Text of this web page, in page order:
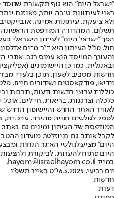
"ישראל היום" הוא גוף תקשורת
ראוי לעיתונות טובה יותר, מאוזנת
ולא צועקת. עיתונות אמינה,
הפך "ישראל היום" לעיתון הישראלי
חול. מו"ל העיתון היא ד"ר מרים
והעורך המייסד הוא עמוס רגב. אתרי
חדשות מסביב לשעון, תוכן בלעדי,
וידיאו, פודקאסטים ושידורים חיים.
כוללות ערוצי חדשות ודעות, תרבות
לאוויר האתר החדש והיישומון החדש
לספק לגולשים חוויה מהירה, עדכנית,
המודפסת של העיתון זמינים גם
לקבל אותם גם בניוזלטר. מועדון
היום" מציע לגולשי האתר הנחות
היום פתוח להערות, לביקורת
במייל hayom@israelhayom.co.il.
יום רביעי, 6.5.2026
י"ט באייר תשפ"ו
חדשות
דעות